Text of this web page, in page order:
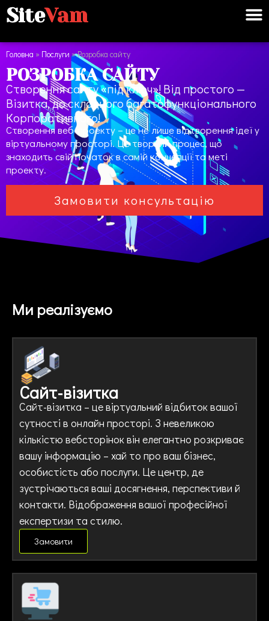
SiteVam
Головна » Послуги»Розробка сайту
РОЗРОБКА САЙТУ
Створення сайту «під ключ»! Від простого —
Візитка, до складного багатофункціонального
Корпоративного!
Створення веб-проекту – це не лише відтворення ідеї у
віртуальному просторі. Це творчий процес, що
знаходить свій початок в самій концепції та меті
проекту.
Замовити консультацію
Ми реалізуємо
Сайт-візитка
Сайт-візитка – це віртуальний відбиток вашої
сутності в онлайн просторі. З невеликою
кількістю вебсторінок він елегантно розкриває
вашу інформацію – хай то про ваш бізнес,
особистість або послуги. Це центр, де
зустрічаються ваші досягнення, перспективи й
контакти. Відображення вашої професійної
експертизи та стилю.
Замовити